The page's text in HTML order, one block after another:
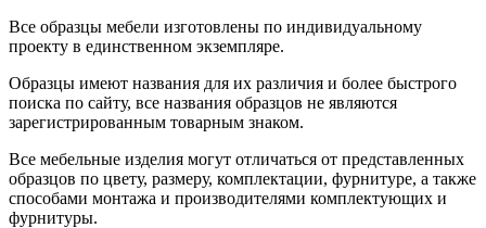
Все образцы мебели изготовлены по индивидуальному
проекту в единственном экземпляре.
Образцы имеют названия для их различия и более быстрого
поиска по сайту, все названия образцов не являются
зарегистрированным товарным знаком.
Все мебельные изделия могут отличаться от представленных
образцов по цвету, размеру, комплектации, фурнитуре, а также
способами монтажа и производителями комплектующих и
фурнитуры.